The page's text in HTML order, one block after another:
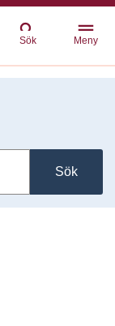
Sök Meny
Sök